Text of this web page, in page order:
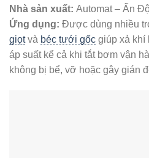
Nhà sản xuất: Automat – Ấn
Ứng dụng: Được dùng nhiều
giọtvà béc tưới gốc giúp xả khí
áp suất kể cả khi tắt bơm vận
không bị bể, vỡ hoặc gây gián